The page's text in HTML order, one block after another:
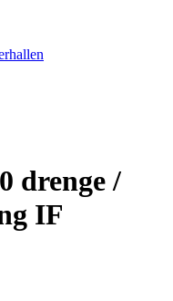
drenge /
IF